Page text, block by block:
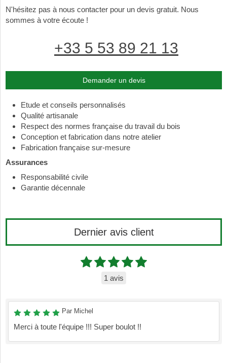
N'hésitez pas à nous contacter pour un devis gratuit. Nous
sommes à votre écoute !
+33 5 53 89 21 13
Demander un devis
Etude et conseils personnalisés
Qualité artisanale
Respect des normes française du travail du bois
Conception et fabrication dans notre atelier
Fabrication française sur-mesure
Assurances
Responsabilité civile
Garantie décennale
Dernier avis client
1 avis
Par Michel
Merci à toute l'équipe !!! Super boulot !!